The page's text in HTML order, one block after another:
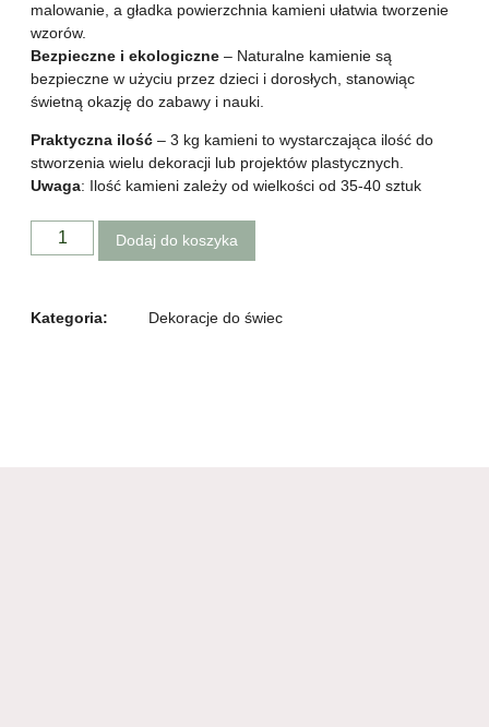
malowanie, a gładka powierzchnia kamieni ułatwia tworzenie
wzorów.
Bezpieczne i ekologiczne – Naturalne kamienie są
bezpieczne w użyciu przez dzieci i dorosłych, stanowiąc
świetną okazję do zabawy i nauki.
Praktyczna ilość – 3 kg kamieni to wystarczająca ilość do
stworzenia wielu dekoracji lub projektów plastycznych.
Uwaga: Ilość kamieni zależy od wielkości od 35-40 sztuk
Dodaj do koszyka
Kategoria: Dekoracje do świec